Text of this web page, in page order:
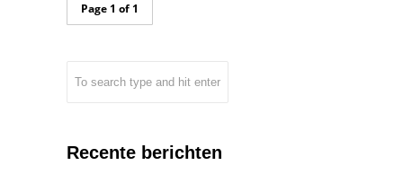
Page 1 of 1
Recente berichten